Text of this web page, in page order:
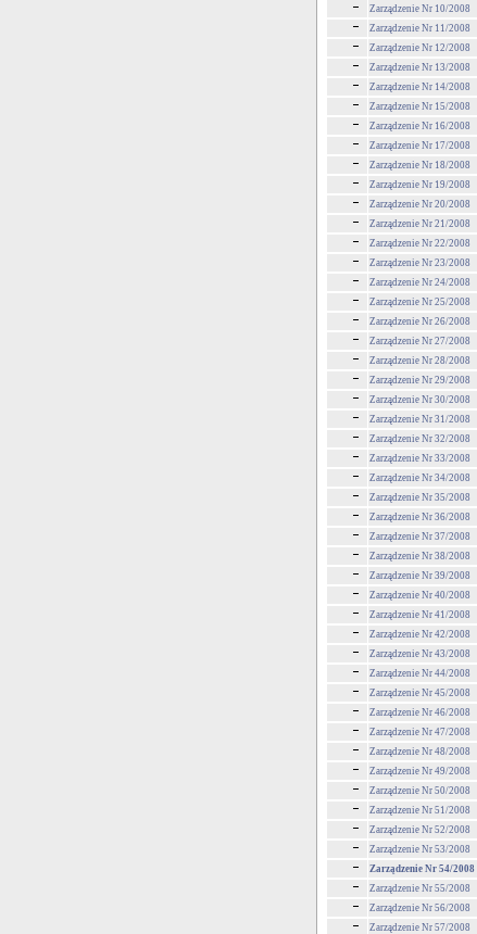
Zarządzenie Nr 10/2008
Zarządzenie Nr 11/2008
Zarządzenie Nr 12/2008
Zarządzenie Nr 13/2008
Zarządzenie Nr 14/2008
Zarządzenie Nr 15/2008
Zarządzenie Nr 16/2008
Zarządzenie Nr 17/2008
Zarządzenie Nr 18/2008
Zarządzenie Nr 19/2008
Zarządzenie Nr 20/2008
Zarządzenie Nr 21/2008
Zarządzenie Nr 22/2008
Zarządzenie Nr 23/2008
Zarządzenie Nr 24/2008
Zarządzenie Nr 25/2008
Zarządzenie Nr 26/2008
Zarządzenie Nr 27/2008
Zarządzenie Nr 28/2008
Zarządzenie Nr 29/2008
Zarządzenie Nr 30/2008
Zarządzenie Nr 31/2008
Zarządzenie Nr 32/2008
Zarządzenie Nr 33/2008
Zarządzenie Nr 34/2008
Zarządzenie Nr 35/2008
Zarządzenie Nr 36/2008
Zarządzenie Nr 37/2008
Zarządzenie Nr 38/2008
Zarządzenie Nr 39/2008
Zarządzenie Nr 40/2008
Zarządzenie Nr 41/2008
Zarządzenie Nr 42/2008
Zarządzenie Nr 43/2008
Zarządzenie Nr 44/2008
Zarządzenie Nr 45/2008
Zarządzenie Nr 46/2008
Zarządzenie Nr 47/2008
Zarządzenie Nr 48/2008
Zarządzenie Nr 49/2008
Zarządzenie Nr 50/2008
Zarządzenie Nr 51/2008
Zarządzenie Nr 52/2008
Zarządzenie Nr 53/2008
Zarządzenie Nr 54/2008
Zarządzenie Nr 55/2008
Zarządzenie Nr 56/2008
Zarządzenie Nr 57/2008